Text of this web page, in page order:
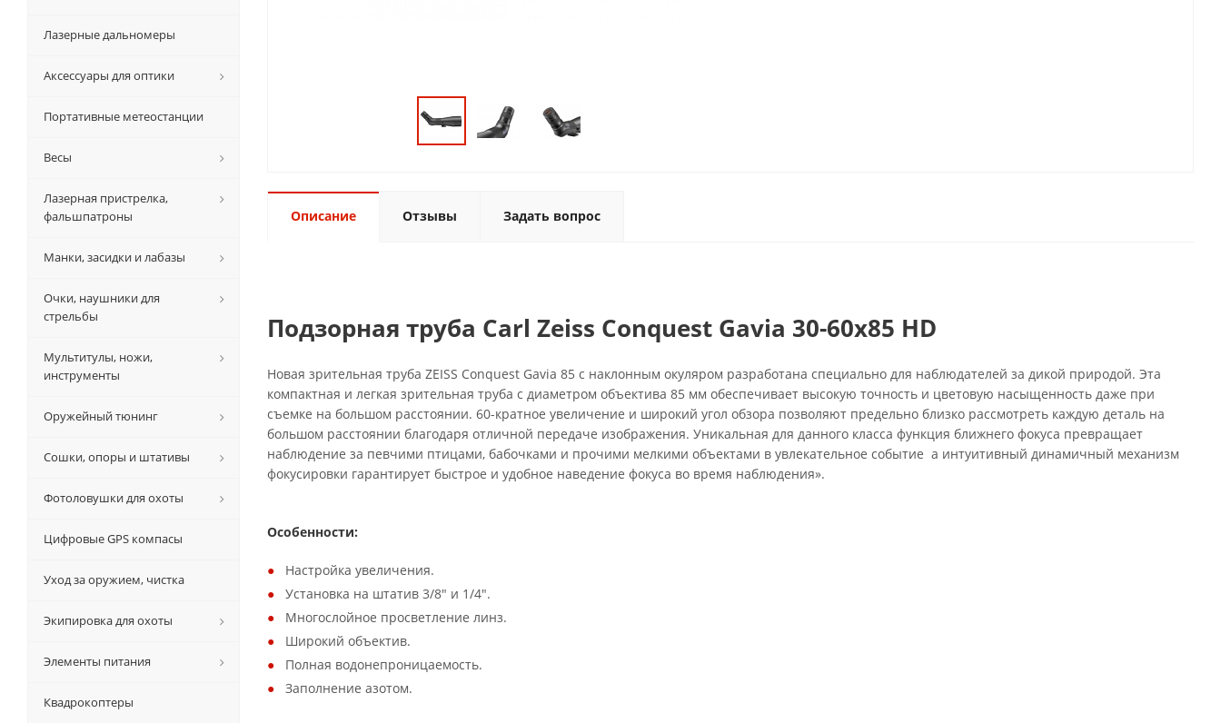
Описание Отзывы Задать вопрос
Подзорная труба Carl Zeiss Conquest Gavia 30-60x85 HD
Новая зрительная труба ZEISS Conquest Gavia 85 с наклонным окуляром разработана специально для наблюдателей за дикой природой. Эта
компактная и легкая зрительная труба с диаметром объектива 85 мм обеспечивает высокую точность и цветовую насыщенность даже при
съемке на большом расстоянии. 60-кратное увеличение и широкий угол обзора позволяют предельно близко рассмотреть каждую деталь на
большом расстоянии благодаря отличной передаче изображения. Уникальная для данного класса функция ближнего фокуса превращает
наблюдение за певчими птицами, бабочками и прочими мелкими объектами в увлекательное событие а интуитивный динамичный механизм
фокусировки гарантирует быстрое и удобное наведение фокуса во время наблюдения».
Особенности:
Настройка увеличения.
Установка на штатив 3/8" и 1/4".
Многослойное просветление линз.
Широкий объектив.
Полная водонепроницаемость.
Заполнение азотом.
Лазерные дальномеры
Аксессуары для оптики
Портативные метеостанции
Весы
Лазерная пристрелка,
фальшпатроны
Манки, засидки и лабазы
Очки, наушники для
стрельбы
Мультитулы, ножи,
инструменты
Оружейный тюнинг
Сошки, опоры и штативы
Фотоловушки для охоты
Цифровые GPS компасы
Уход за оружием, чистка
Экипировка для охоты
Элементы питания
Квадрокоптеры